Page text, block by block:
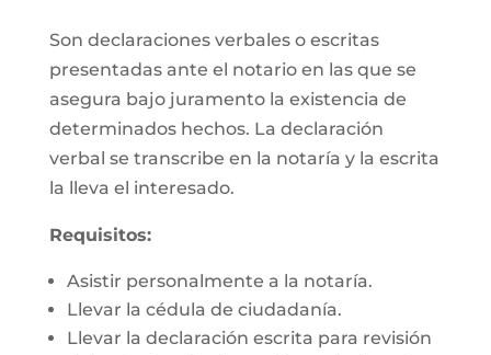
Son declaraciones verbales o escritas
presentadas ante el notario en las que se
asegura bajo juramento la existencia de
determinados hechos. La declaración
verbal se transcribe en la notaría y la escrita
la lleva el interesado.
Requisitos:
Asistir personalmente a la notaría.
Llevar la cédula de ciudadanía.
Llevar la declaración escrita para revisión